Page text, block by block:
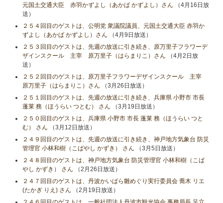
元国土交通大臣 赤羽かずよし（あかば かずよし）さん （4月16日放
送）
２５４回目のゲストは、公明党 衆議院議員、元国土交通大臣 赤羽か
ずよし（あかば かずよし）さん （4月9日放送）
２５３回目のゲストは、先週の放送に引き続き、原万里子フラワーデ
ザインスクール 主宰 原万里子（はらまりこ）さん （4月2日放
送）
２５２回目のゲストは、原万里子フラワーデザインスクール 主宰
原万里子（はらまりこ）さん （3月26日放送）
２５１回目のゲストは、先週の放送に引き続き、兵庫県 小野市 市長
蓬莱 務（ほうらい つとむ） さん （3月19日放送）
２５０回目のゲストは、兵庫県 小野市 市長 蓬莱 務（ほうらい つと
む） さん （3月12日放送）
２４９回目のゲストは、先週の放送に引き続き、神戸地方気象台 防災
管理官 小林和樹（こばやし かずき） さん （3月5日放送）
２４８回目のゲストは、神戸地方気象台 防災管理官 小林和樹（こば
やし かずき） さん （2月26日放送）
２４７回目のゲストは、丹波かいばら雛めぐり実行委員会 喬木 リエ
(たかぎ りえ) さん （2月19日放送）